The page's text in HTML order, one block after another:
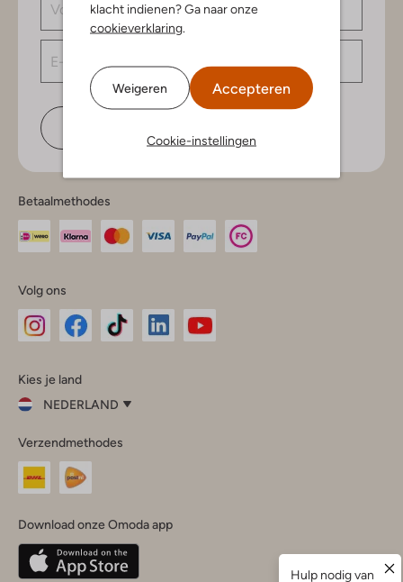
klacht indienen? Ga naar onze
cookieverklaring.
Weigeren Accepteren
Cookie-instellingen
Betaalmethodes
Volg ons
InstagramFacebook
Kies je land
NEDERLAND
je
land
Nederland
Belgique(Français)
Deutschland
Verzendmethodes
Download onze Omoda app